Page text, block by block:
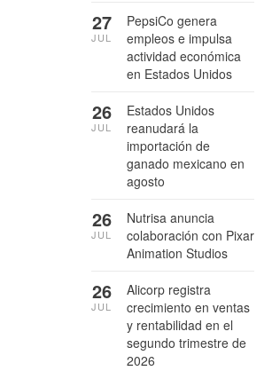
PepsiCo genera
empleos e impulsa
actividad económica
en Estados Unidos
27
JUL
Estados Unidos
reanudará la
importación de
ganado mexicano en
agosto
26
JUL
Nutrisa anuncia
colaboración con Pixar
Animation Studios
26
JUL
Alicorp registra
crecimiento en ventas
y rentabilidad en el
segundo trimestre de
2026
26
JUL